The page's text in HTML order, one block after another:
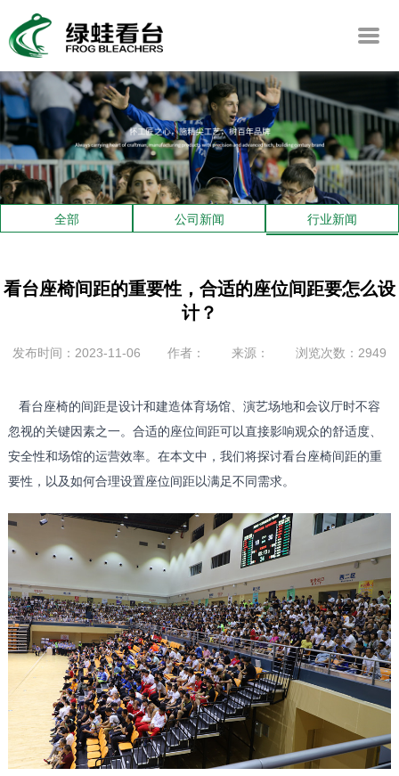
全部 公司新闻 行业新闻
看台座椅间距的重要性，合适的座位间距要怎么设
计？
发布时间：2023-11-06 作者： 来源： 浏览次数：2949
看台座椅的间距是设计和建造体育场馆、演艺场地和会议厅时不容
忽视的关键因素之一。合适的座位间距可以直接影响观众的舒适度、
安全性和场馆的运营效率。在本文中，我们将探讨看台座椅间距的重
要性，以及如何合理设置座位间距以满足不同需求。